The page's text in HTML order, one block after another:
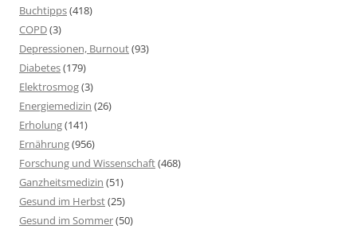
Buchtipps(418)
COPD(3)
Depressionen, Burnout(93)
Diabetes(179)
Elektrosmog(3)
Energiemedizin (26)
Erholung(141)
Ernährung(956)
Forschung und Wissenschaft(468)
Ganzheitsmedizin (51)
Gesund im Herbst(25)
Gesund im Sommer(50)